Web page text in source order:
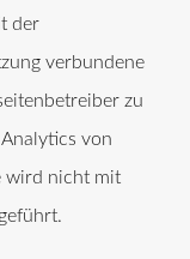
der
verbundene
zu
von
wird nicht mit